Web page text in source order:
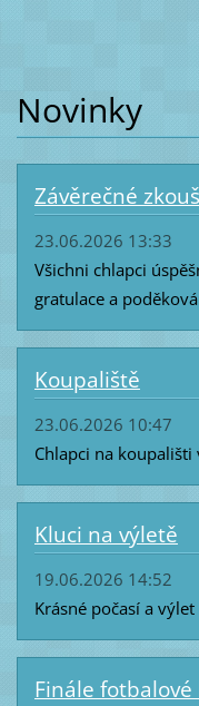
Novinky
Závěrečné
23.06.2026 13:33
Všichni chlapci
gratulace a
Koupaliště
23.06.2026 10:47
Chlapci na koupališti
Kluci na výletě
19.06.2026 14:52
Krásné počasí a
Finále fotbalové